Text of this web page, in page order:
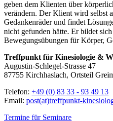
geben dem Klienten über
verändern. Der Klient wird selbst
Gedankenräder und findet
nicht gefunden hätte. Er bildet
Bewegungsübungen für Körper,
Treffpunkt für Kinesiologie &
Augustin-Schlegel-Strasse 47
87755 Kirchhaslach, Ortsteil
Telefon: +49 (0) 83 33 - 93 49 13
Email: post(at)treffpunkt-
Termine für Seminare